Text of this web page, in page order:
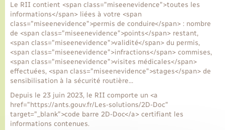
Le RII contient <span class="miseenevidence">toutes les
informations</span> liées à votre <span
class="miseenevidence">permis de conduire</span> : nombre
de <span class="miseenevidence">points</span> restant,
<span class="miseenevidence">validité</span> du permis,
<span class="miseenevidence">infractions</span> commises,
<span class="miseenevidence">visites médicales</span>
effectuées, <span class="miseenevidence">stages</span> de
sensibilisation à la sécurité routière…
Depuis le 23 juin 2023, le RII comporte un <a
href="https://ants.gouv.fr/Les-solutions/2D-Doc"
target="_blank">code barre 2D-Doc</a> certifiant les
informations contenues.